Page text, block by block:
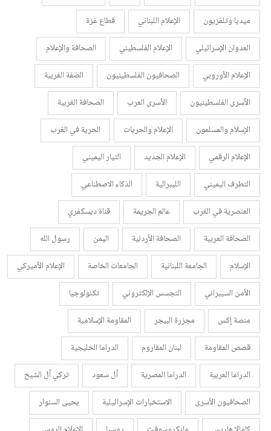
ميديا وتلفزيون
الإعلام اللبناني
قطاع غزة
العدوان الإسرائيلي
الإعلام الفلسطيني
الصحافة والإعلام
الإعلام الأوروبي
الصحافيون الفلسطينيون
الضفة الغربية
الأسرى الفلسطينيون
الأسرى العرب
الصحافة الغربية
الإسلام والمسلمون
الإعلام والحريات
الحرية في الغرب
الإعلام الرقمي
الإعلام الجديد
التيار اليميني
التطرف اليميني
الليبرالية
الذكاء الاصطناعي
العنصرية في الغرب
عالم الجريمة
قناة ديسكفري
الصحافة العربية
الصحافة الأردنية اليمن
رسول الله
الإسلام
الجامعة اللبنانية الجامعات الخاصة
الإعلام الأميركي
الأمن السيبراني
التجسس الإلكتروني
تكنولوجيا
منصة إكس
مجزرة البيجر
المقاومة الإسلامية
قصص المقاومة
لبنان المقاروم
الدراما الخليجية
الدراما العربية
الدراما المصرية أل سعود
تركي أل الشيخ
الصحافيون الأسرى
الاستخبارات الإسرائيلية
يحيى السنوار